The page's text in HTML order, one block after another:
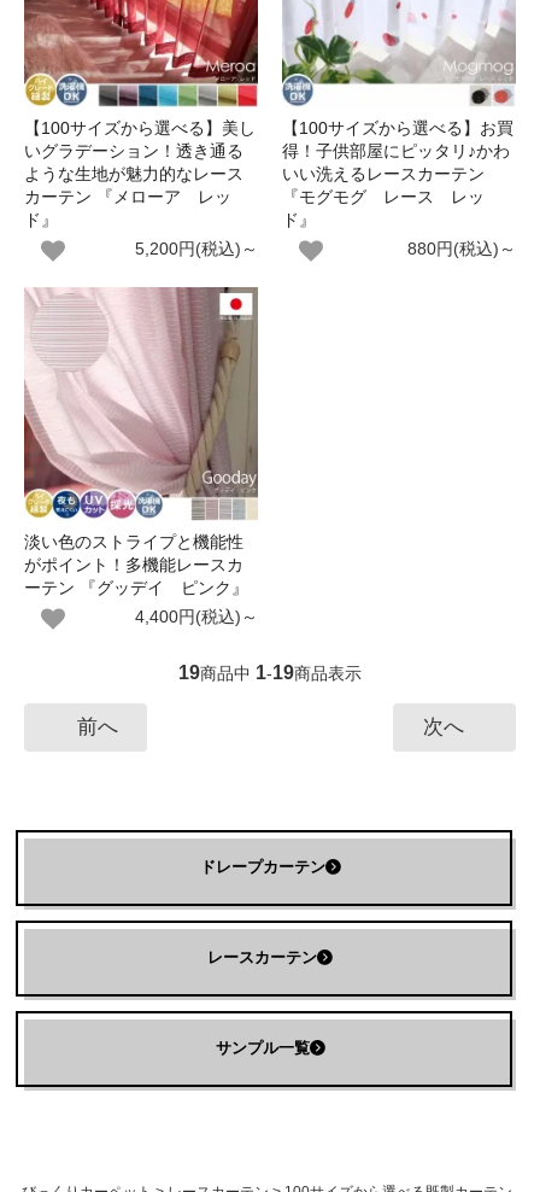
【100サイズから選べる】美し
いグラデーション！透き通る
ような生地が魅力的なレース
カーテン 『メローア レッ
ド』
5,200円(税込)～
【100サイズから選べる】お買
得！子供部屋にピッタリ♪かわ
いい洗えるレースカーテン
『モグモグ レース レッ
ド』
880円(税込)～
淡い色のストライプと機能性
がポイント！多機能レースカ
ーテン 『グッデイ ピンク』
4,400円(税込)～
19商品中 1-19商品表示
前へ 次へ
ドレープカーテン
レースカーテン
サンプル一覧